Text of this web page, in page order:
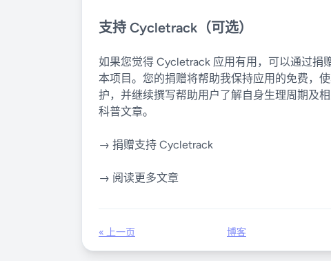
支持 Cycletrack（可选）
如果您觉得 Cycletrack 应用有用，可以通过捐
本项目。您的捐赠将帮助我保持应用的免费，
护，并继续撰写帮助用户了解自身生理周期及
科普文章。
→ 捐赠支持 Cycletrack
→ 阅读更多文章
« 上一页 博客